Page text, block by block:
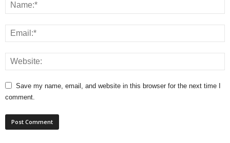
Save my name, email, and website in this browser for the next time I
comment.